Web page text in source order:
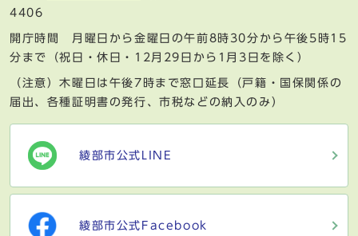
4406
開庁時間 月曜日から金曜日の午前8時30分から午後5時15
分まで（祝日・休日・12月29日から1月3日を除く）
（注意）木曜日は午後7時まで窓口延長（戸籍・国保関係の
届出、各種証明書の発行、市税などの納入のみ）
綾部市公式LINE
綾部市公式Facebook